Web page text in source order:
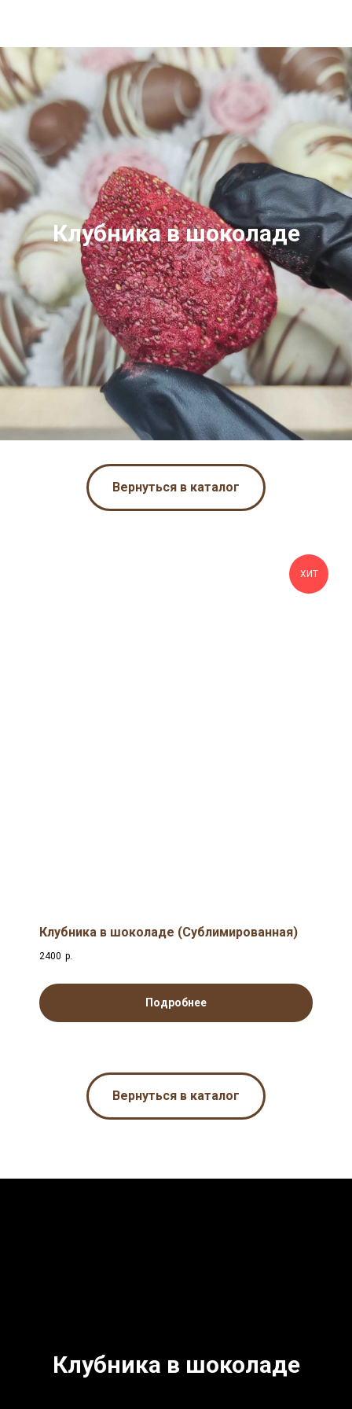
Клубника в шоколаде
Вернуться в каталог
ХИТ
Клубника в шоколаде (Сублимированная)
2400 р.
Подробнее
Вернуться в каталог
Клубника в шоколаде